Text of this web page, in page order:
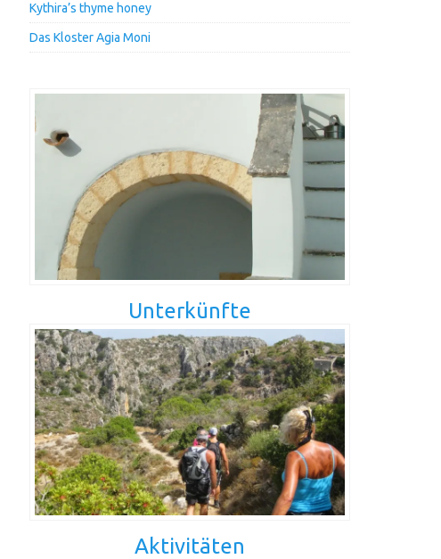
Kythira’s thyme honey
Das Kloster Agia Moni
Unterkünfte
Aktivitäten